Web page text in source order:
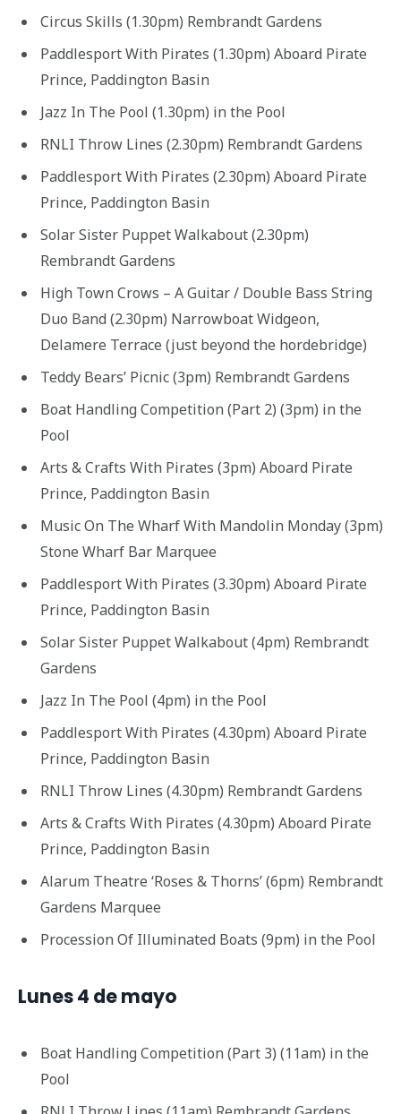
Circus Skills (1.30pm) Rembrandt Gardens
Paddlesport With Pirates (1.30pm) Aboard Pirate
Prince, Paddington Basin
Jazz In The Pool (1.30pm) in the Pool
RNLI Throw Lines (2.30pm) Rembrandt Gardens
Paddlesport With Pirates (2.30pm) Aboard Pirate
Prince, Paddington Basin
Solar Sister Puppet Walkabout (2.30pm)
Rembrandt Gardens
High Town Crows – A Guitar / Double Bass String
Duo Band (2.30pm) Narrowboat Widgeon,
Delamere Terrace (just beyond the hordebridge)
Teddy Bears’ Picnic (3pm) Rembrandt Gardens
Boat Handling Competition (Part 2) (3pm) in the
Pool
Arts & Crafts With Pirates (3pm) Aboard Pirate
Prince, Paddington Basin
Music On The Wharf With Mandolin Monday (3pm)
Stone Wharf Bar Marquee
Paddlesport With Pirates (3.30pm) Aboard Pirate
Prince, Paddington Basin
Solar Sister Puppet Walkabout (4pm) Rembrandt
Gardens
Jazz In The Pool (4pm) in the Pool
Paddlesport With Pirates (4.30pm) Aboard Pirate
Prince, Paddington Basin
RNLI Throw Lines (4.30pm) Rembrandt Gardens
Arts & Crafts With Pirates (4.30pm) Aboard Pirate
Prince, Paddington Basin
Alarum Theatre ‘Roses & Thorns’ (6pm) Rembrandt
Gardens Marquee
Procession Of Illuminated Boats (9pm) in the Pool
Lunes 4 de mayo
Boat Handling Competition (Part 3) (11am) in the
Pool